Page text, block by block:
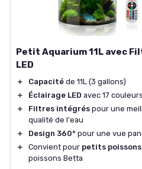
Petit Aquarium 11L avec
LED
＋ Capacité de 11L (3 gallons)
＋
Éclairage LED avec 17
＋
Filtres intégrés pour une
qualité de l'eau
＋
Design 360° pour une vue
＋
Convient pour petits poissons
poissons Betta